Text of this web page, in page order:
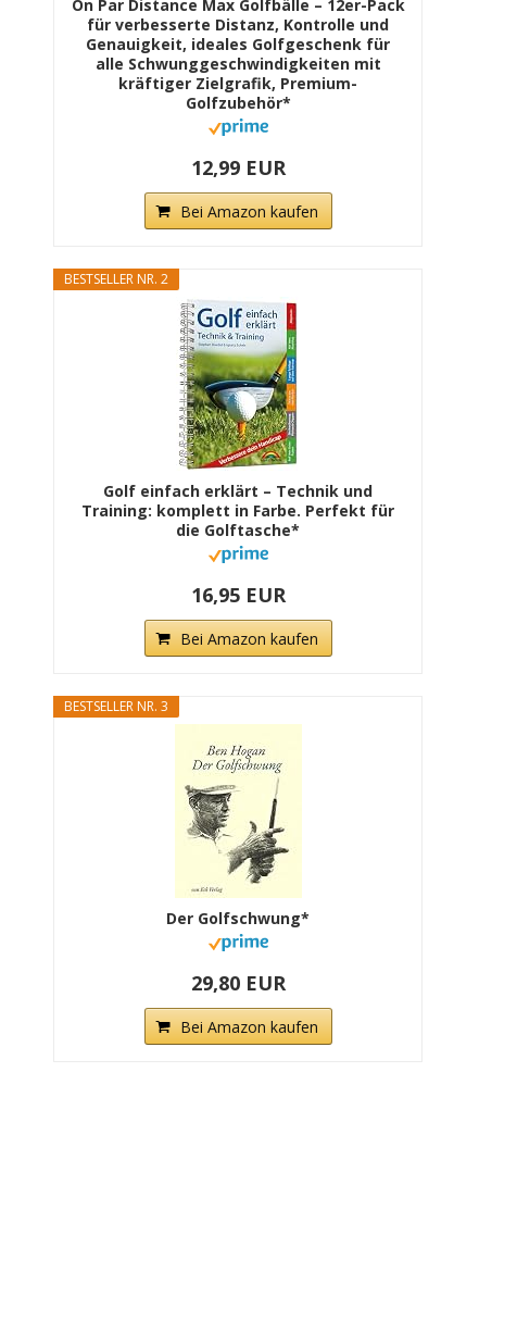
On Par Distance Max Golfbälle – 12er-Pack
für verbesserte Distanz, Kontrolle und
Genauigkeit, ideales Golfgeschenk für
alle Schwunggeschwindigkeiten mit
kräftiger Zielgrafik, Premium-
Golfzubehör*
12,99 EUR
Bei Amazon kaufen
BESTSELLER NR. 2
Golf einfach erklärt – Technik und
Training: komplett in Farbe. Perfekt für
die Golftasche*
16,95 EUR
Bei Amazon kaufen
BESTSELLER NR. 3
Der Golfschwung*
29,80 EUR
Bei Amazon kaufen